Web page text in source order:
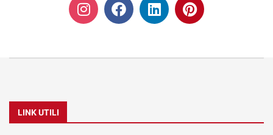
LINK UTILI